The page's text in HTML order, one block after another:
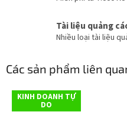
Tài liệu quảng
Nhiều loại tài liệu
Các sản phẩm liên
KINH DOANH TỰ
DO